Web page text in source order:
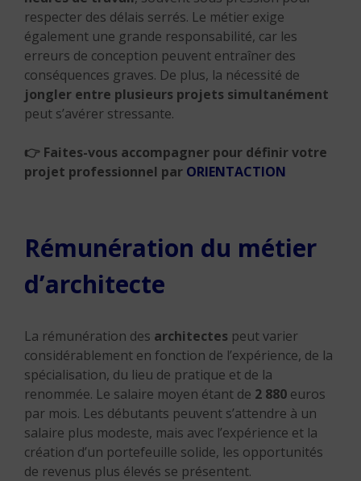
respecter des délais serrés. Le métier exige
également une grande responsabilité, car les
erreurs de conception peuvent entraîner des
conséquences graves. De plus, la nécessité de
jongler entre plusieurs projets simultanément
peut s’avérer stressante.
👉 Faites-vous accompagner pour définir votre
projet professionnel par ORIENTACTION
Rémunération du métier
d’architecte
La rémunération des architectes peut varier
considérablement en fonction de l’expérience, de la
spécialisation, du lieu de pratique et de la
renommée. Le salaire moyen étant de 2 880 euros
par mois. Les débutants peuvent s’attendre à un
salaire plus modeste, mais avec l’expérience et la
création d’un portefeuille solide, les opportunités
de revenus plus élevés se présentent.